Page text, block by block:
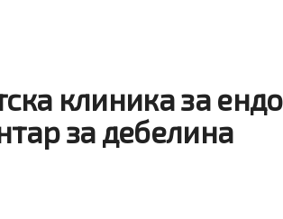
клиника за
за дебелина